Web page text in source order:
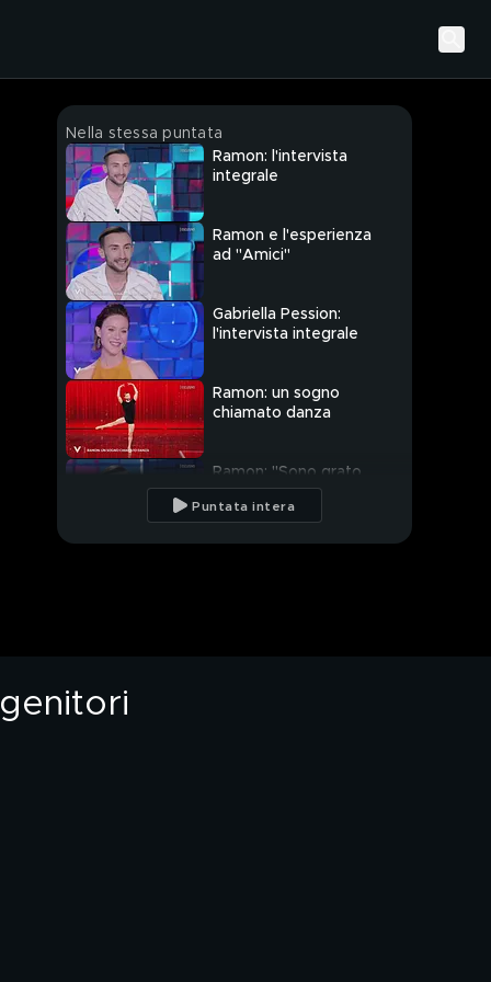
Nella stessa puntata
Ramon: l'intervista
integrale
Ramon e l'esperienza
ad "Amici"
Gabriella Pession:
l'intervista integrale
Ramon: un sogno
chiamato danza
Ramon: "Sono grato
per le persone che
hanno creduto in me"
Puntata intera